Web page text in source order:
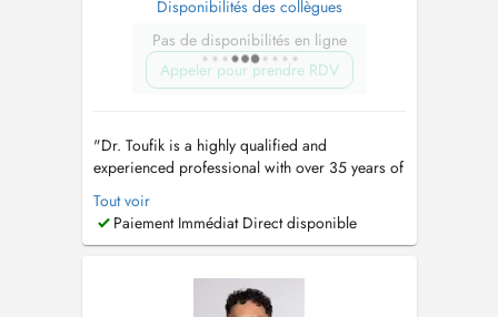
Disponibilités des collègues
Pas de disponibilités en ligne
Appeler pour prendre RDV
"Dr. Toufik is a highly qualified and
experienced professional with over 35 years of
Dental Experience spanning 3 continents from
the United States to Saudi Arabia, Syria and
Luxembourg. For appointments: mobile &
+352 26 56 12 41 Diekirch Clinic : +35...
Tout voir
Paiement Immédiat Direct disponible